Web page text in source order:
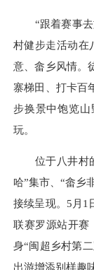
“跟着赛事去
村健步走活动在
意、畲乡风情。
寨梯田、打卡百
步换景中饱览
玩。
位于八井村的
哈”集市、“畲乡
接续呈现。5月1
联赛罗源站开赛
身“闽超乡村第
出游增添别样趣